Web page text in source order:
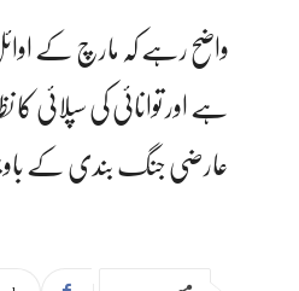
واضح رہے کہ مارچ کے
ہے اور توانائی کی
عارضی جنگ بندی کے